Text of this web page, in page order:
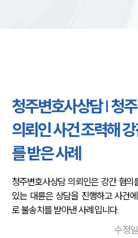
청주변호사상담 | 청
의뢰인 사건 조력해
를 받은 사례
청주변호사상담 의뢰인은 강간 혐
있는 대륜은 상담을 진행하고 사건
로 불송치를 받아낸 사례입니다.
수정일